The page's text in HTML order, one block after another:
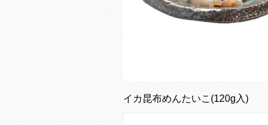
イカ昆布めんたいこ(120g入)